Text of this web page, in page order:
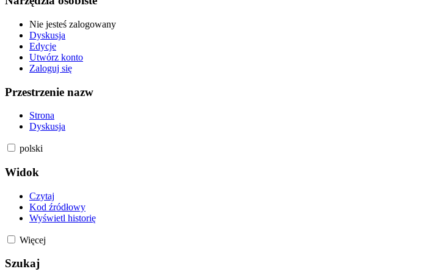
Nie jesteś zalogowany
Dyskusja
Edycje
Utwórz konto
Zaloguj się
Przestrzenie nazw
Strona
Dyskusja
polski
Widok
Czytaj
Kod źródłowy
Wyświetl historię
Więcej
Szukaj